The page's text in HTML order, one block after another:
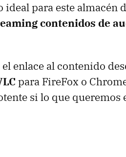
ideal para este almacén
contenidos de
enlace al contenido
para FireFox o
si lo que queremos